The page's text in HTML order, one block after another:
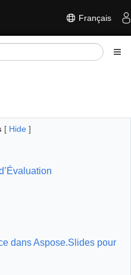
Français
[ Hide ]
dans Aspose.Slides pour